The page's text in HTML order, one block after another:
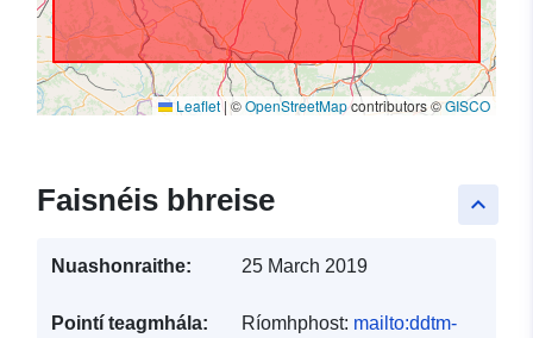
Leaflet | ©OpenStreetMapcontributors ©GISCO
keyboard_arrow_up
Faisnéis bhreise
Nuashonraithe: 25 March 2019
Pointí teagmhála: Ríomhphost: mailto:ddtm-